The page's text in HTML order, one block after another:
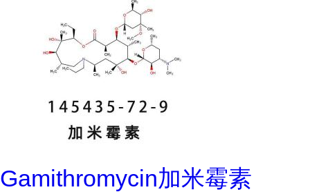
Gamithromycin加米霉素